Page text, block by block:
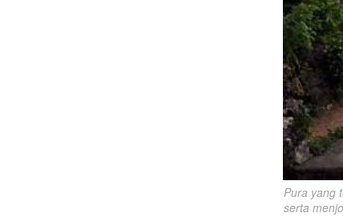
Pura yang
serta